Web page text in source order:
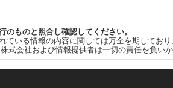
のものと照合し確認してください。
ている情報の内容に関しては万全を期してお
式会社および情報提供者は一切の責任を負いか